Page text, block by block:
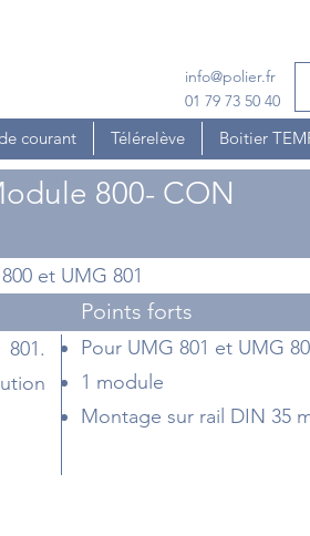
01 79 73 50 40
info@polier.fr
courant Télérelève Boitier
800- CON
et UMG 801
Points forts
Pour UMG 801 et UMG
1 module
Montage sur rail DIN 35